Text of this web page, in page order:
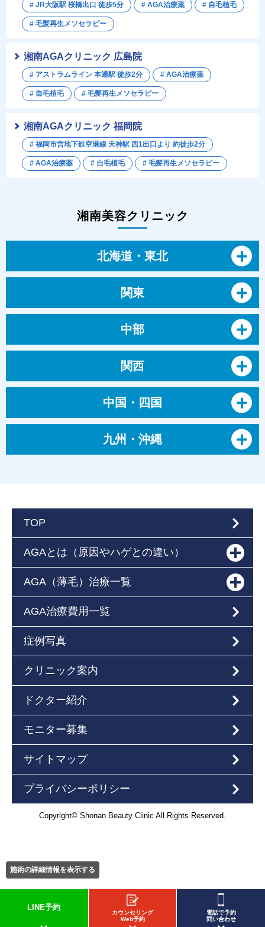
# JR大阪駅 桜橋出口 徒歩5分 # AGA治療薬 # 自毛植毛
# 毛髪再生メソセラピー
湘南AGAクリニック 福岡院
# 福岡市営地下鉄空港線 天神駅 西1出口より 約徒歩2分
# AGA治療薬 # 自毛植毛 # 毛髪再生メソセラピー
湘南AGAクリニック 広島院
# アストラムライン 本通駅 徒歩2分 # AGA治療薬
# 自毛植毛 # 毛髪再生メソセラピー
湘南美容クリニック
北海道・東北
関東
中部
関西
中国・四国
九州・沖縄
施術の詳細情報を表示する
LINE予約
カウンセリング
Web予約
電話で予約
問い合わせ
TOP
AGAとは（原因やハゲとの違い）
AGA（薄毛）治療一覧
AGA治療費用一覧
症例写真
クリニック案内
ドクター紹介
モニター募集
サイトマップ
プライバシーポリシー
Copyright© Shonan Beauty Clinic All Rights Reserved.